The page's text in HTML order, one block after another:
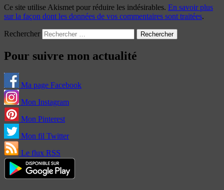
Ce site utilise Akismet pour réduire les indésirables. En savoir plus
sur la façon dont les données de vos commentaires sont traitées.
Rechercher
Pour suivre mon actualité
Ma page Facebook
Mon Instagram
Mon Pinterest
Mon fil Twitter
Le flux RSS